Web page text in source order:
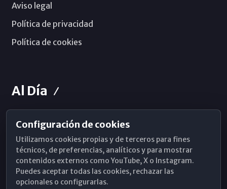
Aviso legal
Política de privacidad
Política de cookies
Al Día
Horarios de Misa
Hemeroteca
WhatsApp
Configuración de cookies
Utilizamos cookies propias y de terceros para fines
técnicos, de preferencias, analíticos y para mostrar
contenidos externos como YouTube, X o Instagram.
Puedes aceptar todas las cookies, rechazar las
opcionales o configurarlas.